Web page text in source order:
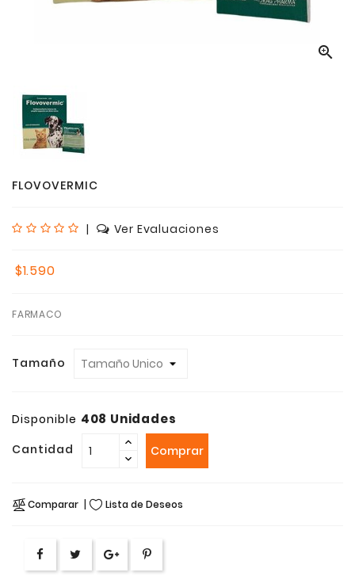

FLOVOVERMIC
| Ver Evaluaciones
$1.590
FARMACO
Tamaño
Disponible 408 Unidades
Cantidad Comprar
Comparar Lista de Deseos